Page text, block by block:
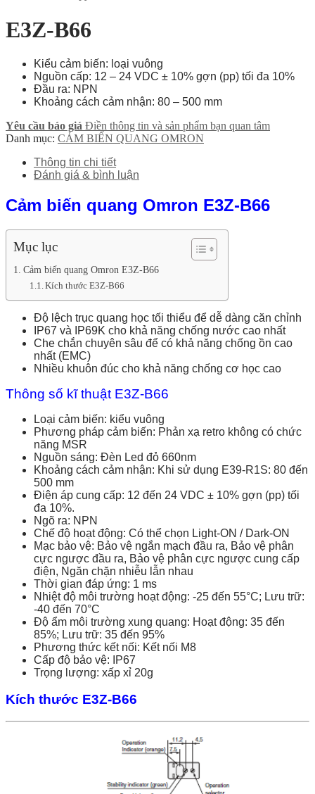
E3Z-B66
Kiểu cảm biến: loại vuông
Nguồn cấp: 12 – 24 VDC ± 10% gợn (pp) tối đa 10%
Đầu ra: NPN
Khoảng cách cảm nhận: 80 – 500 mm
Yêu cầu báo giá Điền thông tin và sản phẩm bạn quan tâm
Danh mục: CẢM BIẾN QUANG OMRON
Thông tin chi tiết
Đánh giá & bình luận
Cảm biến quang Omron E3Z-B66
Mục lục
Cảm biến quang Omron E3Z-B66
Kích thước E3Z-B66
Độ lệch trục quang học tối thiểu để dễ dàng căn chỉnh
IP67 và IP69K cho khả năng chống nước cao nhất
Che chắn chuyên sâu để có khả năng chống ồn cao
nhất (EMC)
Nhiều khuôn đúc cho khả năng chống cơ học cao
Thông số kĩ thuật E3Z-B66
Loại cảm biến: kiểu vuông
Phương pháp cảm biến: Phản xạ retro không có chức
năng MSR
Nguồn sáng: Đèn Led đỏ 660nm
Khoảng cách cảm nhận: Khi sử dụng E39-R1S: 80 đến
500 mm
Điện áp cung cấp: 12 đến 24 VDC ± 10% gợn (pp) tối
đa 10%.
Ngõ ra: NPN
Chế độ hoạt động: Có thể chọn Light-ON / Dark-ON
Mạc bảo vệ: Bảo vệ ngắn mạch đầu ra, Bảo vệ phân
cực ngược đầu ra, Bảo vệ phân cực ngược cung cấp
điện, Ngăn chặn nhiễu lẫn nhau
Thời gian đáp ứng: 1 ms
Nhiệt độ môi trường hoạt động: -25 đến 55°C; Lưu trữ:
-40 đến 70°C
Độ ẩm môi trường xung quang: Hoạt động: 35 đến
85%; Lưu trữ: 35 đến 95%
Phương thức kết nối: Kết nối M8
Cấp độ bảo vệ: IP67
Trọng lượng: xấp xỉ 20g
Kích thước E3Z-B66